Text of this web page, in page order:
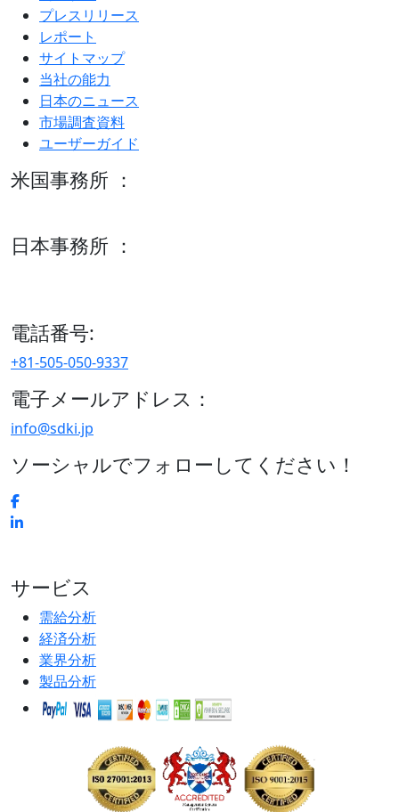
プレスリリース
レポート
サイトマップ
当社の能力
日本のニュース
市場調査資料
ユーザーガイド
米国事務所 ：
日本事務所 ：
電話番号:
+81-505-050-9337
電子メールアドレス：
info@sdki.jp
ソーシャルでフォローしてください！
サービス
需給分析
経済分析
業界分析
製品分析